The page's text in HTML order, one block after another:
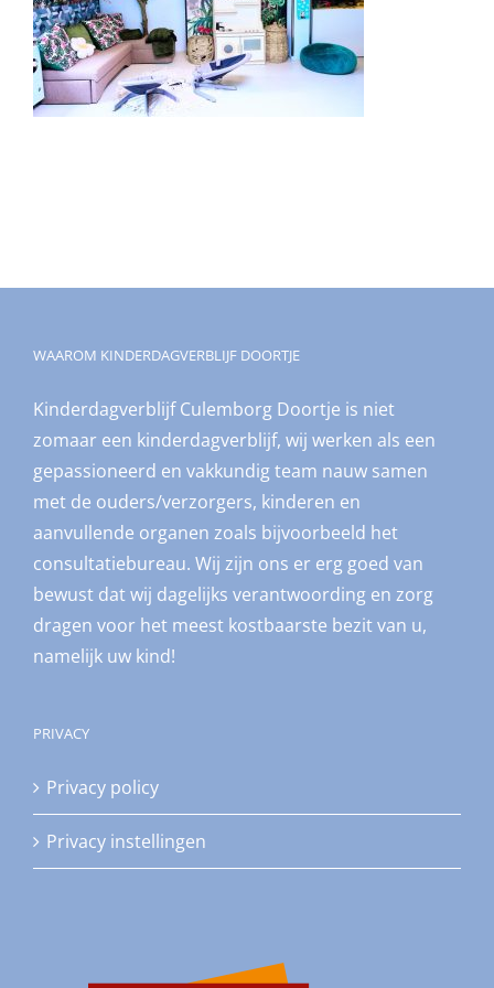
WAAROM KINDERDAGVERBLIJF DOORTJE
Kinderdagverblijf Culemborg Doortje is niet
zomaar een kinderdagverblijf, wij werken als een
gepassioneerd en vakkundig team nauw samen
met de ouders/verzorgers, kinderen en
aanvullende organen zoals bijvoorbeeld het
consultatiebureau. Wij zijn ons er erg goed van
bewust dat wij dagelijks verantwoording en zorg
dragen voor het meest kostbaarste bezit van u,
namelijk uw kind!
PRIVACY
Privacy policy
Privacy instellingen